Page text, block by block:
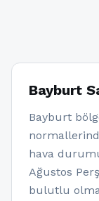
Bayburt
Bayburt
hava
Ağustos
bulutlu